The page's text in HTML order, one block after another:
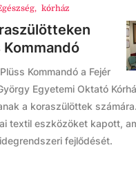
, kórház
Kommandó a Fejér
Egyetemi Oktató
a koraszülöttek
textil eszközöket kapott,
fejlődését.